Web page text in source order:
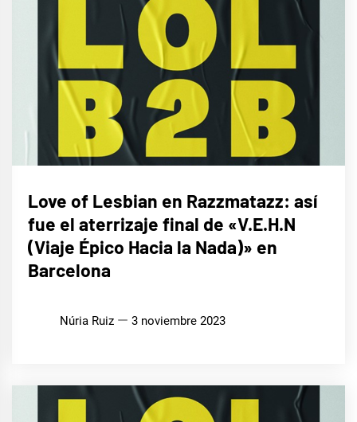
Love of Lesbian en Razzmatazz: así
fue el aterrizaje final de «V.E.H.N
(Viaje Épico Hacia la Nada)» en
Barcelona
Núria Ruiz 3 noviembre 2023